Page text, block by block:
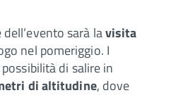
sarà lavisita
nel pomeriggio. I
di salire in
di altitudine, dove